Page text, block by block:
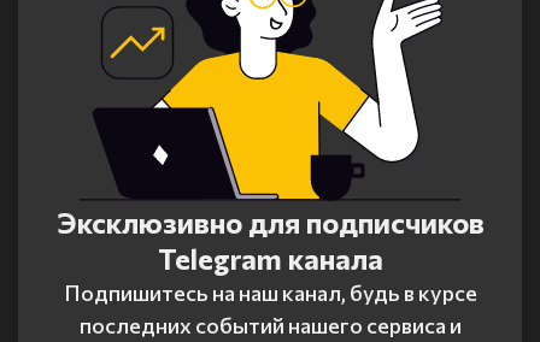
Эксклюзивно для подписчиков
Telegram канала
Подпишитесь на наш канал, будь в курсе
последних событий нашего сервиса и